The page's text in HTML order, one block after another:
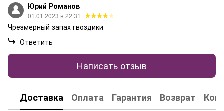
Юрий Романов
01.01.2023 в 22:31
Чрезмерный запах гвоздики
Ответить
Написать отзыв
Доставка Оплата Гарантия Возврат